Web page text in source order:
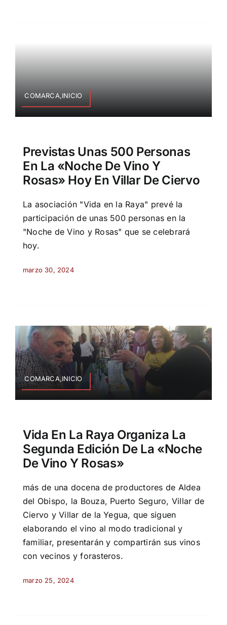
COMARCA,INICIO
Previstas Unas 500 Personas
En La «Noche De Vino Y
Rosas» Hoy En Villar De Ciervo
La asociación "Vida en la Raya" prevé la
participación de unas 500 personas en la
"Noche de Vino y Rosas" que se celebrará
hoy.
marzo 30, 2024
COMARCA,INICIO
Vida En La Raya Organiza La
Segunda Edición De La «Noche
De Vino Y Rosas»
más de una docena de productores de Aldea
del Obispo, la Bouza, Puerto Seguro, Villar de
Ciervo y Villar de la Yegua, que siguen
elaborando el vino al modo tradicional y
familiar, presentarán y compartirán sus vinos
con vecinos y forasteros.
marzo 25, 2024